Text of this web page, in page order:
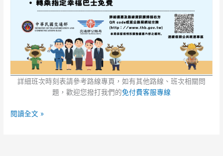
詳細班次時刻表請參考路線專頁，如有其他路線、班次相關問
題，歡迎您撥打我們的免付費客服專線
閱讀全文 »